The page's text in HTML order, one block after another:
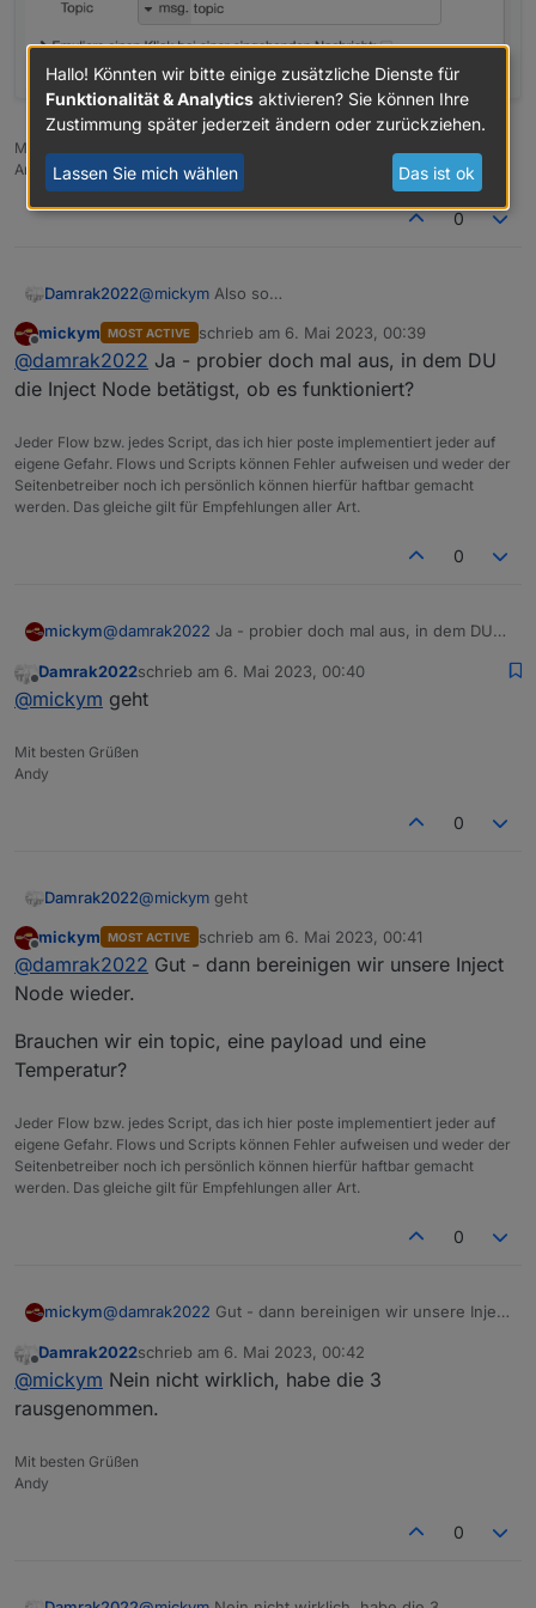
Mit besten Grüßen
Andy
0
Damrak2022@mickym Also so
Offline
mickym MOST ACTIVE schrieb am 6. Mai 2023, 00:39
zuletzt editiert von
@damrak2022 Ja - probier doch mal aus, in dem DU
die Inject Node betätigst, ob es funktioniert?
Jeder Flow bzw. jedes Script, das ich hier poste implementiert jeder auf
eigene Gefahr. Flows und Scripts können Fehler aufweisen und weder der
Seitenbetreiber noch ich persönlich können hierfür haftbar gemacht
werden. Das gleiche gilt für Empfehlungen aller Art.
0
mickym@damrak2022 Ja - probier doch mal aus, in dem DU
Offline
Damrak2022schrieb am 6. Mai 2023, 00:40
zuletzt editiert von
@mickym geht
Mit besten Grüßen
Andy
0
Damrak2022@mickym geht
Offline
mickym MOST ACTIVE schrieb am 6. Mai 2023, 00:41
zuletzt editiert von
@damrak2022 Gut - dann bereinigen wir unsere Inject
Node wieder.
Brauchen wir ein topic, eine payload und eine
Temperatur?
Jeder Flow bzw. jedes Script, das ich hier poste implementiert jeder auf
eigene Gefahr. Flows und Scripts können Fehler aufweisen und weder der
Seitenbetreiber noch ich persönlich können hierfür haftbar gemacht
werden. Das gleiche gilt für Empfehlungen aller Art.
0
mickym@damrak2022 Gut - dann bereinigen wir unsere Inject
Brauchen wir ein topic, eine payload und eine
Temperatur?
Offline
Damrak2022schrieb am 6. Mai 2023, 00:42
zuletzt editiert von
@mickym Nein nicht wirklich, habe die 3
rausgenommen.
Mit besten Grüßen
Andy
0
Hallo! Könnten wir bitte einige zusätzliche Dienste für
Funktionalität & Analytics aktivieren? Sie können Ihre
Zustimmung später jederzeit ändern oder zurückziehen.
Lassen Sie mich wählen Das ist ok